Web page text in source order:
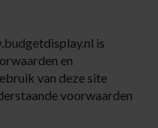
is
en
van deze site
voorwaarden